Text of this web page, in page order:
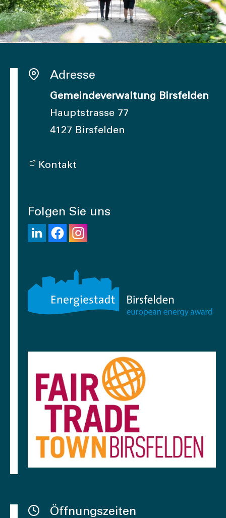
Adresse
Gemeindeverwaltung Birsfelden
Hauptstrasse 77
4127 Birsfelden
Kontakt
Folgen Sie uns
Öffnungszeiten